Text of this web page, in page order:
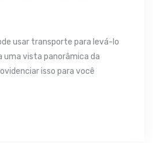
usar transporte para levá-lo
uma vista panorâmica da
isso para você